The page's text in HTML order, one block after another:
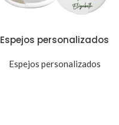
Espejos personalizados
Espejos personalizados